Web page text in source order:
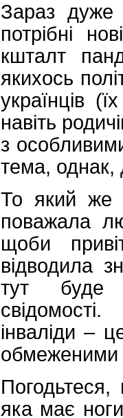
Зараз дуже
потрібні
кшталт
якихось
українців
навіть
з
тема, однак,
То який же
поважала
щоби
відводила
тут буде
інваліди –
обмеженими
яка має